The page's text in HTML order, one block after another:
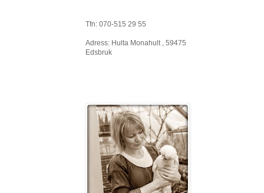
Tfn: 070-515 29 55
Adress: Hulta Monahult , 59475
Edsbruk